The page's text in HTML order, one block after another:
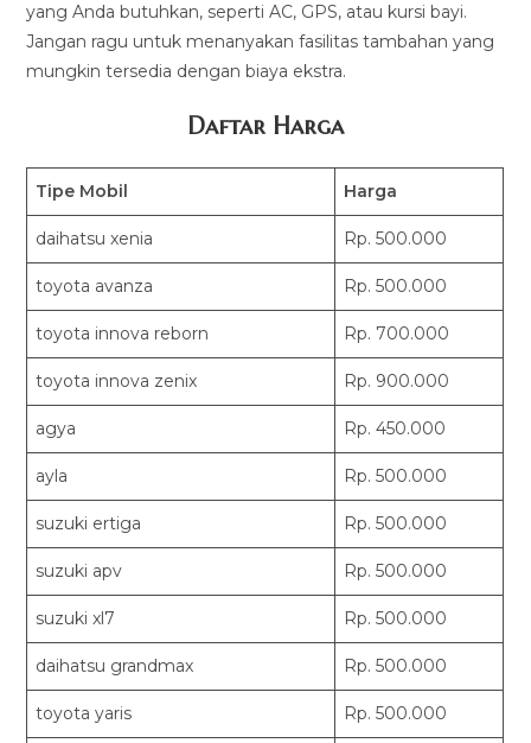
yang Anda butuhkan, seperti AC, GPS, atau kursi bayi.
Jangan ragu untuk menanyakan fasilitas tambahan yang
mungkin tersedia dengan biaya ekstra.
Daftar Harga
Tipe Mobil Harga
daihatsu xenia Rp. 500.000
toyota avanza Rp. 500.000
toyota innova reborn Rp. 700.000
toyota innova zenix Rp. 900.000
agya Rp. 450.000
ayla Rp. 500.000
suzuki ertiga Rp. 500.000
suzuki apv Rp. 500.000
suzuki xl7 Rp. 500.000
daihatsu grandmax Rp. 500.000
toyota yaris Rp. 500.000